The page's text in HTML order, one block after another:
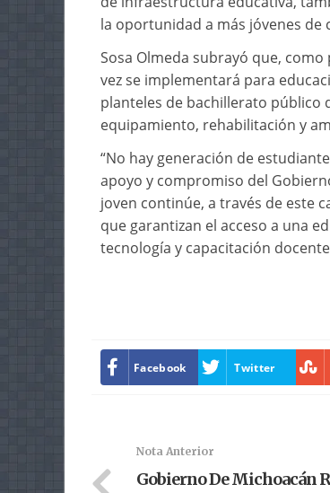
la oportunidad a más jóvenes de
Sosa Olmeda subrayó que,
vez se implementará para
planteles de bachillerato público
equipamiento, rehabilitación y
“No hay generación de
apoyo y compromiso del
joven continúe, a través de este
que garantizan el acceso a una
tecnología y capacitación
Facebook Twitter
Nota Anterior
Gobierno De Michoacán